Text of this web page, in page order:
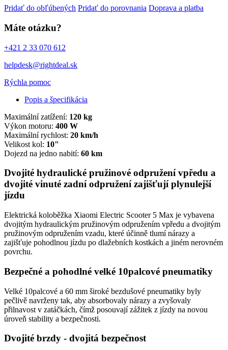
Pridať do obľúbených Pridať do porovnania Doprava a platba
Máte otázku?
+421 2 33 070 612
helpdesk@rightdeal.sk
Rýchla pomoc
Popis a špecifikácia
Maximální zatížení: 120 kg
Výkon motoru: 400 W
Maximální rychlost: 20 km/h
Velikost kol: 10"
Dojezd na jedno nabití: 60 km
Dvojité hydraulické pružinové odpružení vpředu a
dvojité vinuté zadní odpružení zajišťují plynulejší
jízdu
Elektrická koloběžka Xiaomi Electric Scooter 5 Max je vybavena
dvojitým hydraulickým pružinovým odpružením vpředu a dvojitým
pružinovým odpružením vzadu, které účinně tlumí nárazy a
zajišťuje pohodlnou jízdu po dlažebních kostkách a jiném nerovném
povrchu.
Bezpečné a pohodlné velké 10palcové pneumatiky
Velké 10palcové a 60 mm široké bezdušové pneumatiky byly
pečlivě navrženy tak, aby absorbovaly nárazy a zvyšovaly
přilnavost v zatáčkách, čímž posouvají zážitek z jízdy na novou
úroveň stability a bezpečnosti.
Dvojité brzdy - dvojitá bezpečnost